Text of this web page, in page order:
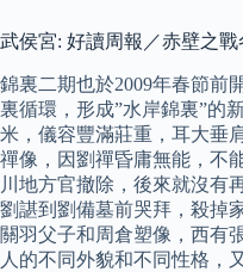
武侯宮: 好讀周報／赤壁之
錦裏二期也於2009年春節前
裏循環，形成”水岸錦裏”的
米，儀容豐滿莊重，耳大垂
禪像，因劉禪昏庸無能，不
川地方官撤除，後來就沒有
劉諶到劉備墓前哭拜，殺掉
關羽父子和周倉塑像，西有
人的不同外貌和不同性格，